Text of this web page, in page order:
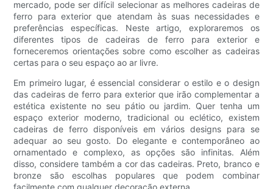
mercado, pode ser difícil selecionar as melhores cadeiras de
ferro para exterior que atendam às suas necessidades e
preferências específicas. Neste artigo, exploraremos os
diferentes tipos de cadeiras de ferro para exterior e
forneceremos orientações sobre como escolher as cadeiras
certas para o seu espaço ao ar livre.
Em primeiro lugar, é essencial considerar o estilo e o design
das cadeiras de ferro para exterior que irão complementar a
estética existente no seu pátio ou jardim. Quer tenha um
espaço exterior moderno, tradicional ou eclético, existem
cadeiras de ferro disponíveis em vários designs para se
adequar ao seu gosto. Do elegante e contemporâneo ao
ornamentado e complexo, as opções são infinitas. Além
disso, considere também a cor das cadeiras. Preto, branco e
bronze são escolhas populares que podem combinar